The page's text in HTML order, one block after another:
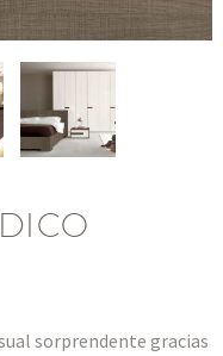
sorprendente gracias